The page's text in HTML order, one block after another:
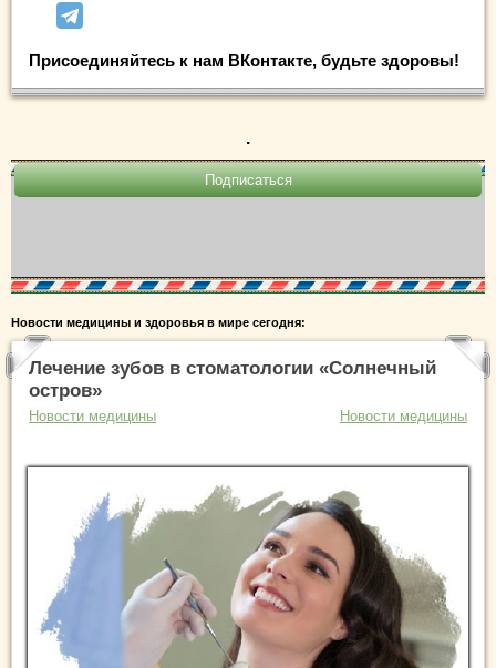
Присоединяйтесь к нам ВКонтакте, будьте здоровы!
.
Новости медицины и здоровья в мире сегодня:
Лечение зубов в стоматологии «Солнечный
остров»
Новости медицины Новости медицины